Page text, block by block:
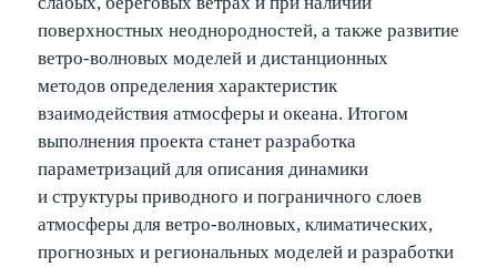
поверхностных неоднородностей, а также развитие
ветро-волновых моделей и дистанционных
методов определения характеристик
взаимодействия атмосферы и океана. Итогом
выполнения проекта станет разработка
параметризаций для описания динамики
и структуры приводного и пограничного слоев
атмосферы для ветро-волновых, климатических,
прогнозных и региональных моделей и разработки